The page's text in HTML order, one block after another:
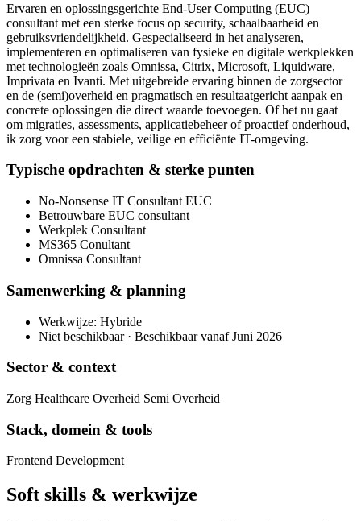
Ervaren en oplossingsgerichte End-User Computing (EUC)
consultant met een sterke focus op security, schaalbaarheid en
gebruiksvriendelijkheid. Gespecialiseerd in het analyseren,
implementeren en optimaliseren van fysieke en digitale werkplekken
met technologieën zoals Omnissa, Citrix, Microsoft, Liquidware,
Imprivata en Ivanti. Met uitgebreide ervaring binnen de zorgsector
en de (semi)overheid en pragmatisch en resultaatgericht aanpak en
concrete oplossingen die direct waarde toevoegen. Of het nu gaat
om migraties, assessments, applicatiebeheer of proactief onderhoud,
ik zorg voor een stabiele, veilige en efficiënte IT-omgeving.
Typische opdrachten & sterke punten
No-Nonsense IT Consultant EUC
Betrouwbare EUC consultant
Werkplek Consultant
MS365 Conultant
Omnissa Consultant
Samenwerking & planning
Werkwijze: Hybride
Niet beschikbaar · Beschikbaar vanaf Juni 2026
Sector & context
Zorg Healthcare Overheid Semi Overheid
Stack, domein & tools
Frontend Development
Soft skills & werkwijze